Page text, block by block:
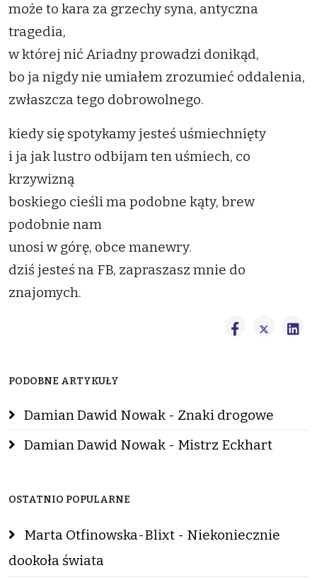
może to kara za grzechy syna, antyczna
tragedia,
w której nić Ariadny prowadzi donikąd,
bo ja nigdy nie umiałem zrozumieć oddalenia,
zwłaszcza tego dobrowolnego.
kiedy się spotykamy jesteś uśmiechnięty
i ja jak lustro odbijam ten uśmiech, co
krzywizną
boskiego cieśli ma podobne kąty, brew
podobnie nam
unosi w górę, obce manewry.
dziś jesteś na FB, zapraszasz mnie do
znajomych.
PODOBNE ARTYKUŁY
Damian Dawid Nowak - Znaki drogowe
Damian Dawid Nowak - Mistrz Eckhart
OSTATNIO POPULARNE
Marta Otfinowska-Blixt - Niekoniecznie
dookoła świata